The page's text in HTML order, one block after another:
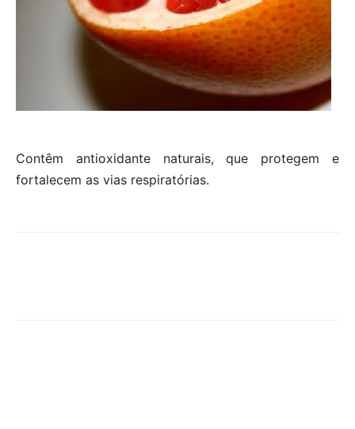
Contêm antioxidante naturais, que protegem e
fortalecem as vias respiratórias.